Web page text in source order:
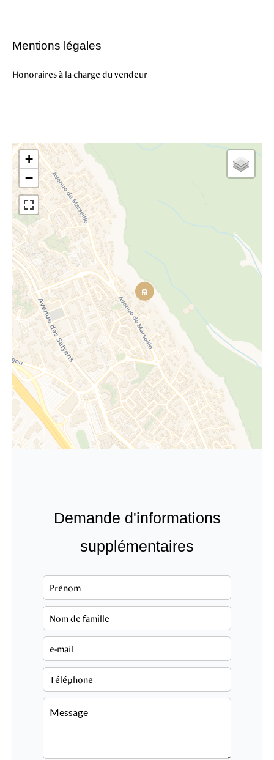
Mentions légales
Honoraires à la charge du vendeur
+
−
Demande d'informations
supplémentaires